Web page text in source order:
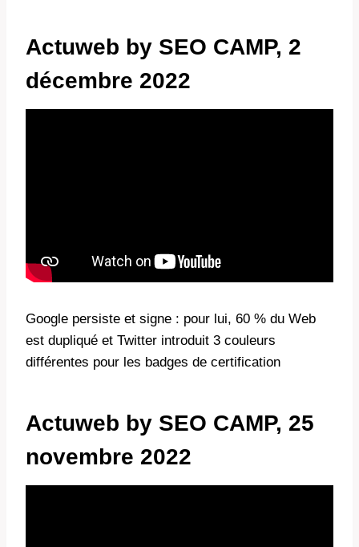
Actuweb by SEO CAMP, 2
décembre 2022
Google persiste et signe : pour lui, 60 % du Web
est dupliqué et Twitter introduit 3 couleurs
différentes pour les badges de certification
Actuweb by SEO CAMP, 25
novembre 2022